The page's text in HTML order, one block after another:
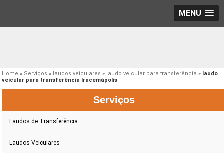
MENU
Home » Serviços» laudos veiculares» laudo veicular para transferência» laudo
veicular para transferência Iracemápolis
Serviços
Laudos de Transferência
Laudos Veiculares